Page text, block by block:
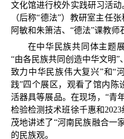
文化馆进行校外实践研习活
（后称“德法”）教研室主任
阿敏和朱箫洁、“德法”课教师
在中华民族共同体主题
“由各民族共同创造中华文明”
致力中华民族伟大复兴”和“
践”四个展区，观看了馆内陈
活器具等展品。在现场，“青
检验检测技术班徐千惠和
茂地讲述了“河南民族融合一
的民族观。